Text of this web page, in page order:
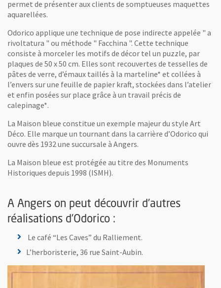
permet de présenter aux clients de somptueuses maquettes
aquarellées.
Odorico applique une technique de pose indirecte appelée " a
rivoltatura " ou méthode " Facchina ". Cette technique
consiste à morceler les motifs de décor tel un puzzle, par
plaques de 50 x 50 cm. Elles sont recouvertes de tesselles de
pâtes de verre, d’émaux taillés à la marteline* et collées à
l’envers sur une feuille de papier kraft, stockées dans l’atelier
et enfin posées sur place grâce à un travail précis de
calepinage*.
La Maison bleue constitue un exemple majeur du style Art
Déco. Elle marque un tournant dans la carrière d’Odorico qui
ouvre dès 1932 une succursale à Angers.
La Maison bleue est protégée au titre des Monuments
Historiques depuis 1998 (ISMH).
A Angers on peut découvrir d’autres
réalisations d’Odorico :
Le café “Les Caves” du Ralliement.
L’herboristerie, 36 rue Saint-Aubin.